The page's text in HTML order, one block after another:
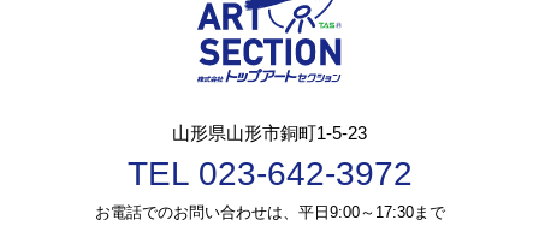
山形県山形市銅町1-5-23
TEL 023-642-3972
お電話でのお問い合わせは、平日9:00～17:30まで